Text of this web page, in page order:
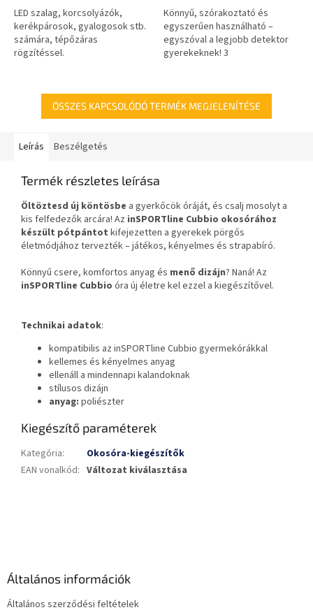
LED szalag, korcsolyázók,
kerékpárosok, gyalogosok stb.
számára, tépőzáras
rögzítéssel.
Könnyű, szórakoztató és
egyszerűen használható –
egyszóval a legjobb detektor
gyerekeknek! 3
hossza könnyen állítható!
ÖSSZES KAPCSOLÓDÓ TERMÉK MEGJELENÍTÉSE
Leírás Beszélgetés
Termék részletes leírása
Öltöztesd új köntösbe a gyerkőcök óráját, és csalj mosolyt a
kis felfedezők arcára! Az inSPORTline Cubbio okosórához
készült pótpántot kifejezetten a gyerekek pörgős
életmódjához tervezték – játékos, kényelmes és strapabíró.
Könnyű csere, komfortos anyag és menő dizájn? Naná! Az
inSPORTline Cubbio óra új életre kel ezzel a kiegészítővel.
Technikai adatok:
kompatibilis az inSPORTline Cubbio gyermekórákkal
kellemes és kényelmes anyag
ellenáll a mindennapi kalandoknak
stílusos dizájn
anyag: poliészter
Kiegészítő paraméterek
Kategória:
Okosóra-kiegészítők
EAN vonalkód: Változat kiválasztása
Általános információk
Általános szerződési feltételek